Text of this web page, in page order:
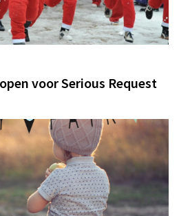
voor Serious Request